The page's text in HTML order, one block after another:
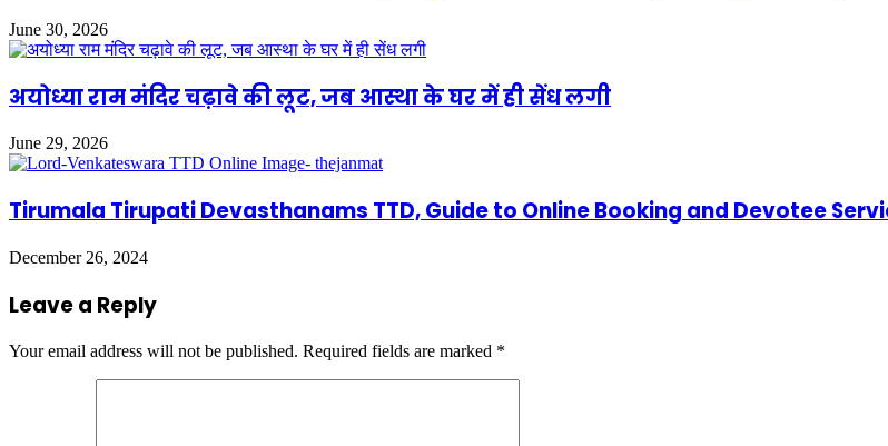
June 30, 2026
अयोध्या राम मंदिर चढ़ावे की लूट, जब आस्था के घर में ही सेंध लगी
June 29, 2026
Tirumala Tirupati Devasthanams TTD, Guide to Online Booking and Devotee
December 26, 2024
Leave a Reply
Your email address will not be published. Required fields are marked *